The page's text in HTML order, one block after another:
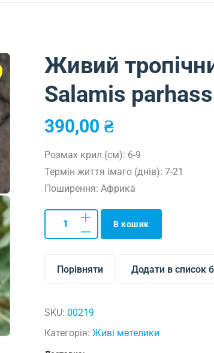
Живий
Salamis
390,00₴
Розмах крил (см): 6-9
Термін життя імаго (днів): 7-21
Поширення: Африка
В кошик
Порівняти Додати в список
SKU:00219
Категорія:Живі метелики